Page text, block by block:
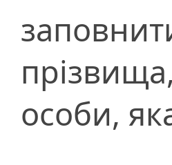
особи,